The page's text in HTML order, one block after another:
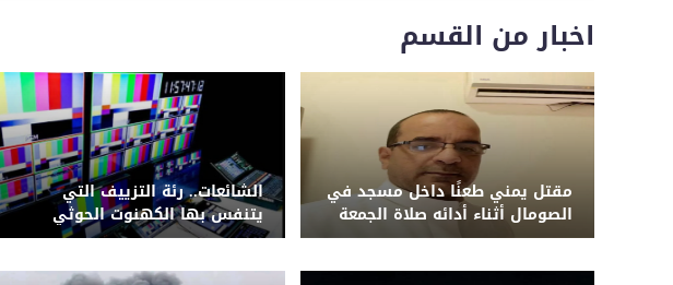
اخبار من القسم
مقتل يمني طعنًا داخل مسجد في
الصومال أثناء أدائه صلاة الجمعة
الشائعات.. رئة التزييف التي
يتنفس بها الكهنوت الحوثي